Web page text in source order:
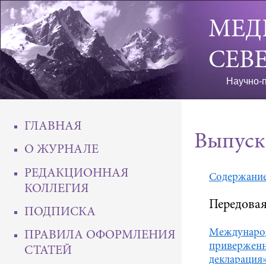
Научно-
ГЛАВНАЯ
О ЖУРНАЛЕ
РЕДАКЦИОННАЯ
КОЛЛЕГИЯ
ПОДПИСКА
ПРАВИЛА ОФОРМЛЕНИЯ
СТАТЕЙ